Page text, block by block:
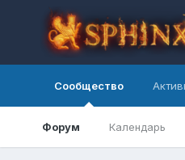
Сообщество
Форум Календарь